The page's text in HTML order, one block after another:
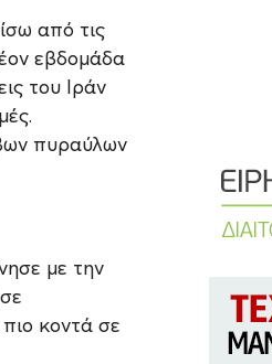
από τις
εβδομάδα
του Ιράν
πυραύλων
με την
κοντά σε